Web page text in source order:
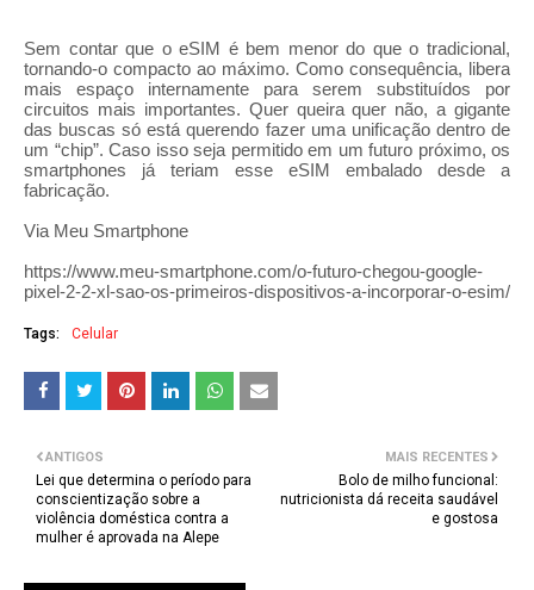
Sem contar que o eSIM é bem menor do que o tradicional,
tornando-o compacto ao máximo. Como consequência, libera
mais espaço internamente para serem substituídos por
circuitos mais importantes. Quer queira quer não, a gigante
das buscas só está querendo fazer uma unificação dentro de
um “chip”. Caso isso seja permitido em um futuro próximo, os
smartphones já teriam esse eSIM embalado desde a
fabricação.
Via Meu Smartphone
https://www.meu-smartphone.com/o-futuro-chegou-google-
pixel-2-2-xl-sao-os-primeiros-dispositivos-a-incorporar-o-esim/
Tags: Celular
MAIS RECENTES
Bolo de milho funcional:
nutricionista dá receita saudável
e gostosa
ANTIGOS
Lei que determina o período para
conscientização sobre a
violência doméstica contra a
mulher é aprovada na Alepe